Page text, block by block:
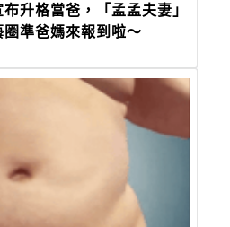
升格當爸，「孟孟夫妻」
準爸媽來報到啦～